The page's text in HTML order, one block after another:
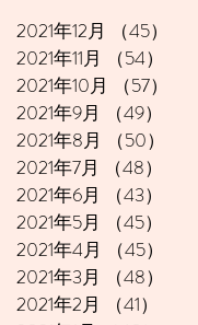
2021年12月 （45）
2021年11月
（54）
2021年10月
（57）
2021年9月
（49）
2021年8月
（50）
2021年7月
（48）
2021年6月
（43）
2021年5月
（45）
2021年4月
（45）
2021年3月
（48）
2021年2月
（41）